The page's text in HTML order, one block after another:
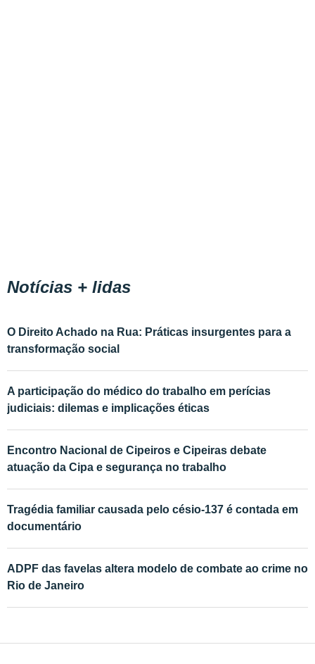
Notícias + lidas
O Direito Achado na Rua: Práticas insurgentes para a
transformação social
A participação do médico do trabalho em perícias
judiciais: dilemas e implicações éticas
Encontro Nacional de Cipeiros e Cipeiras debate
atuação da Cipa e segurança no trabalho
Tragédia familiar causada pelo césio-137 é contada em
documentário
ADPF das favelas altera modelo de combate ao crime no
Rio de Janeiro